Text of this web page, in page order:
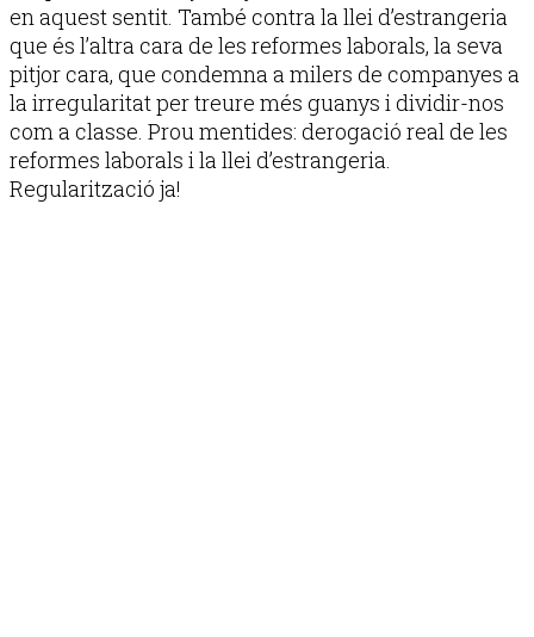
en aquest sentit. També contra la llei d’estrangeria
que és l’altra cara de les reformes laborals, la seva
pitjor cara, que condemna a milers de companyes a
la irregularitat per treure més guanys i dividir-nos
com a classe. Prou mentides: derogació real de les
reformes laborals i la llei d’estrangeria.
Regularització ja!